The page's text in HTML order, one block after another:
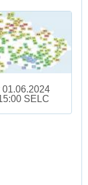
01.06.2024
SELC